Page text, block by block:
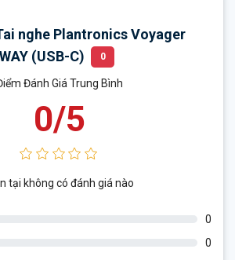
nghe Plantronics Voyager
(USB-C)
0
Đánh Giá Trung Bình
0/5
tại không có đánh giá nào
0
0